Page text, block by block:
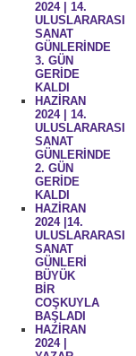
2024 | 14.
ULUSLARARASI
SANAT
GÜNLERİNDE
3. GÜN
GERİDE
KALDI
HAZİRAN
2024 | 14.
ULUSLARARASI
SANAT
GÜNLERİNDE
2. GÜN
GERİDE
KALDI
HAZİRAN
2024 |14.
ULUSLARARASI
SANAT
GÜNLERİ
BÜYÜK
BİR
COŞKUYLA
BAŞLADI
HAZİRAN
2024 |